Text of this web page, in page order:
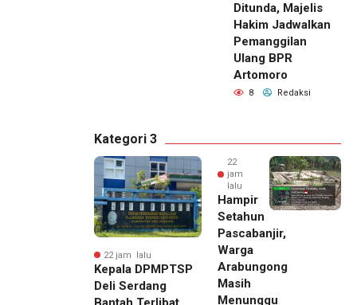
Ditunda, Majelis
Hakim Jadwalkan
Pemanggilan
Ulang BPR
Artomoro
8 Redaksi
Kategori 3
22 jam lalu
Kepala DPMPTSP
Deli Serdang
22
jam
lalu
Hampir
Setahun
Pascabanjir,
Warga
Arabungong
Masih
Menunggu